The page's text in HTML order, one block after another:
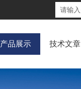
产品展示 技术文章